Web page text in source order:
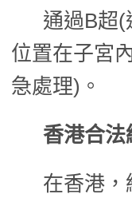
通過B超
位置在子宮
急處理)。
香港合法
在香港